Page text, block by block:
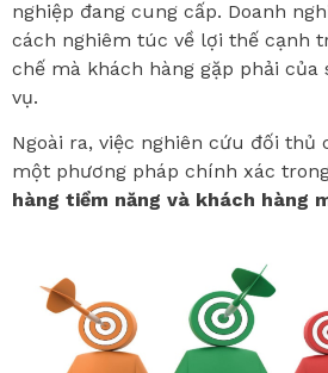
nghiệp đang cung cấp. Doanh
cách nghiêm túc về lợi thế cạnh
chế mà khách hàng gặp phải của
vụ.
Ngoài ra, việc nghiên cứu đối thủ
một phương pháp chính xác
hàng tiềm năng và khách hàng